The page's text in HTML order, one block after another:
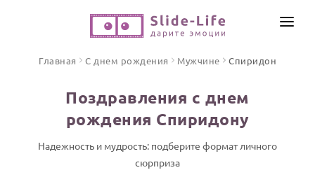
ПО ФОРМАТУ
Видео поздравления
ИНСТРУМЕНТЫ
Главная С днем рождения Мужчине Спиридон
Поздравления с днем
рождения Спиридону
Надежность и мудрость: подберите формат личного
сюрприза